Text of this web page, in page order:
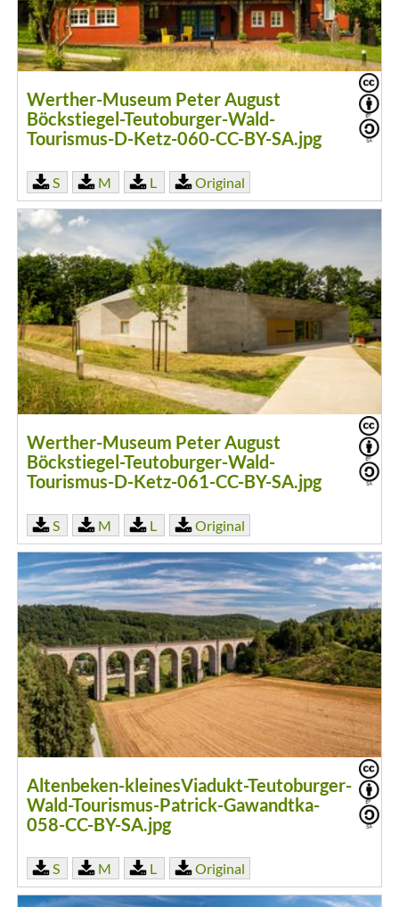
Werther-Museum Peter August
Böckstiegel-Teutoburger-Wald-
Tourismus-D-Ketz-060-CC-BY-SA.jpg
S M L Original
Werther-Museum Peter August
Böckstiegel-Teutoburger-Wald-
Tourismus-D-Ketz-061-CC-BY-SA.jpg
S M L Original
Altenbeken-kleinesViadukt-Teutoburger-
Wald-Tourismus-Patrick-Gawandtka-
058-CC-BY-SA.jpg
S M L Original